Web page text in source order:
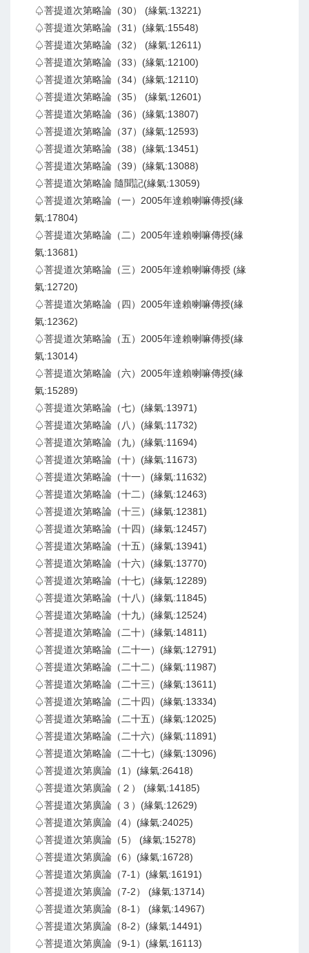
♤菩提道次第略論（30） (緣氣:13221)
♤菩提道次第略論（31）(緣氣:15548)
♤菩提道次第略論（32） (緣氣:12611)
♤菩提道次第略論（33）(緣氣:12100)
♤菩提道次第略論（34）(緣氣:12110)
♤菩提道次第略論（35） (緣氣:12601)
♤菩提道次第略論（36）(緣氣:13807)
♤菩提道次第略論（37）(緣氣:12593)
♤菩提道次第略論（38）(緣氣:13451)
♤菩提道次第略論（39）(緣氣:13088)
♤菩提道次第略論 隨聞記(緣氣:13059)
♤菩提道次第略論（一）2005年達賴喇嘛傳授(緣
氣:17804)
♤菩提道次第略論（二）2005年達賴喇嘛傳授(緣
氣:13681)
♤菩提道次第略論（三）2005年達賴喇嘛傳授 (緣
氣:12720)
♤菩提道次第略論（四）2005年達賴喇嘛傳授(緣
氣:12362)
♤菩提道次第略論（五）2005年達賴喇嘛傳授(緣
氣:13014)
♤菩提道次第略論（六）2005年達賴喇嘛傳授(緣
氣:15289)
♤菩提道次第略論（七）(緣氣:13971)
♤菩提道次第略論（八）(緣氣:11732)
♤菩提道次第略論（九）(緣氣:11694)
♤菩提道次第略論（十）(緣氣:11673)
♤菩提道次第略論（十一）(緣氣:11632)
♤菩提道次第略論（十二）(緣氣:12463)
♤菩提道次第略論（十三）(緣氣:12381)
♤菩提道次第略論（十四）(緣氣:12457)
♤菩提道次第略論（十五）(緣氣:13941)
♤菩提道次第略論（十六）(緣氣:13770)
♤菩提道次第略論（十七）(緣氣:12289)
♤菩提道次第略論（十八）(緣氣:11845)
♤菩提道次第略論（十九）(緣氣:12524)
♤菩提道次第略論（二十）(緣氣:14811)
♤菩提道次第略論（二十一）(緣氣:12791)
♤菩提道次第略論（二十二）(緣氣:11987)
♤菩提道次第略論（二十三）(緣氣:13611)
♤菩提道次第略論（二十四）(緣氣:13334)
♤菩提道次第略論（二十五）(緣氣:12025)
♤菩提道次第略論（二十六）(緣氣:11891)
♤菩提道次第略論（二十七）(緣氣:13096)
♤菩提道次第廣論（1）(緣氣:26418)
♤菩提道次第廣論（２） (緣氣:14185)
♤菩提道次第廣論（３）(緣氣:12629)
♤菩提道次第廣論（4）(緣氣:24025)
♤菩提道次第廣論（5） (緣氣:15278)
♤菩提道次第廣論（6）(緣氣:16728)
♤菩提道次第廣論（7-1）(緣氣:16191)
♤菩提道次第廣論（7-2） (緣氣:13714)
♤菩提道次第廣論（8-1） (緣氣:14967)
♤菩提道次第廣論（8-2）(緣氣:14491)
♤菩提道次第廣論（9-1）(緣氣:16113)